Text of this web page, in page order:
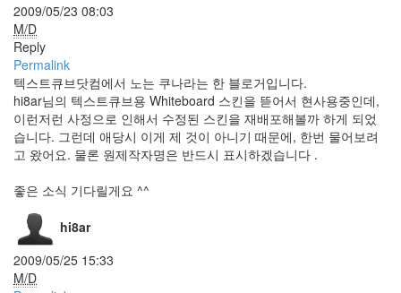
2009/05/23 08:03
M/D
Reply
Permalink
텍스트큐브닷컴에서 노는 쿠나라는 한 블로거입니다.
hi8ar님의 텍스트큐브용 Whiteboard 스킨을 뜯어서 현사용중인데,
이런저런 사정으로 인해서 수정된 스킨을 재배포해볼까 하게 되었
습니다. 그런데 애당시 이게 제 것이 아니기 때문에, 한번 물어보려
고 왔어요. 물론 원제작자명은 반드시 표시하겠습니다 .
좋은 소식 기다릴게요 ^^
hi8ar
2009/05/25 15:33
M/D
벗
겨
져
도
완
전
멋
져
르
스
위
vimeo
광
화
문